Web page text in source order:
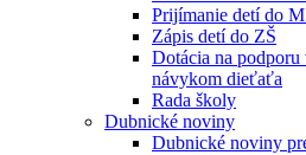
Prijímanie detí do
Zápis detí do ZŠ
Dotácia na
návykom dieťaťa
Rada školy
Dubnické noviny
Dubnické noviny